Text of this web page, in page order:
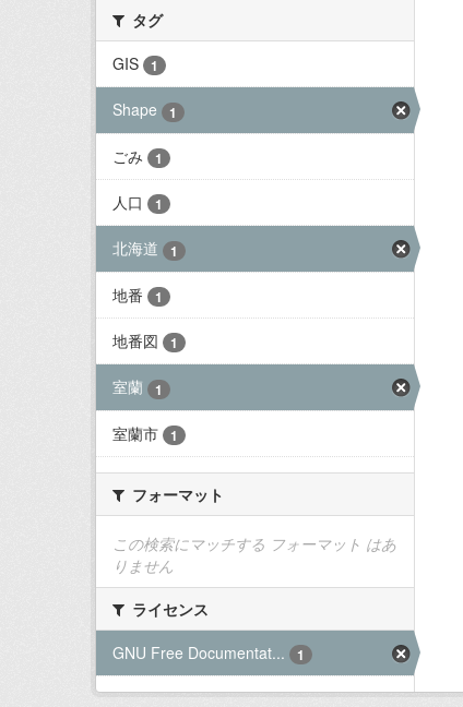
タグ
GIS
1
Shape 1
ごみ 1
人口 1
北海道 1
地番 1
地番図 1
室蘭 1
室蘭市 1
フォーマット
この検索にマッチする フォーマット はあ
りません
ライセンス
GNU Free Documentat...
1